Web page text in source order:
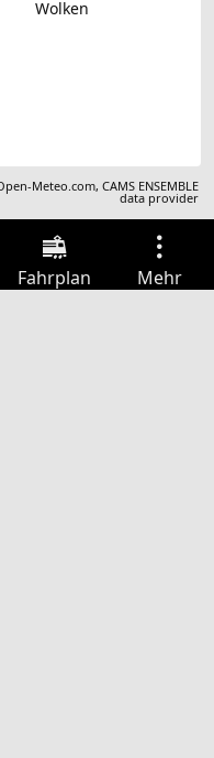
Wolken
Meteo.com,CAMS ENSEMBLE
data provider
Fahrplan Mehr